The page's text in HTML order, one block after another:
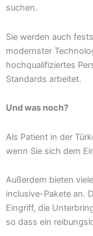
suchen.
Sie werden auch
modernster
hochqualifiziertes
Standards arbeitet.
Und was noch?
Als Patient in der
wenn Sie sich dem
Außerdem bieten
inclusive-Pakete an.
Eingriff, die
so dass ein